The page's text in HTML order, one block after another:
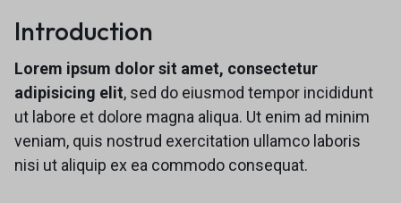
Introduction
Lorem ipsum dolor sit amet, consectetur
adipisicing elit, sed do eiusmod tempor incididunt
ut labore et dolore magna aliqua. Ut enim ad minim
veniam, quis nostrud exercitation ullamco laboris
nisi ut aliquip ex ea commodo consequat.